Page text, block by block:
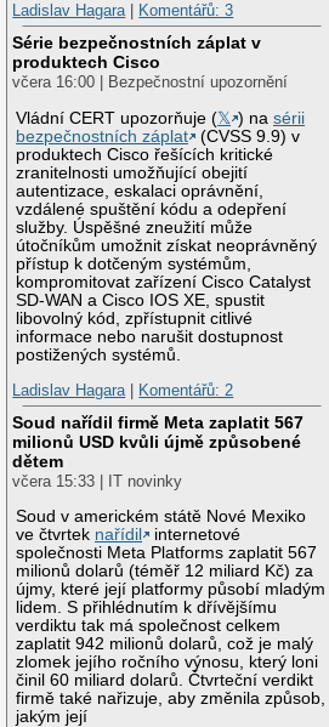
Ladislav Hagara| Komentářů: 3
Série bezpečnostních záplat v
produktech Cisco
včera 16:00 | Bezpečnostní upozornění
Vládní CERT upozorňuje (𝕏 ) nasérii
bezpečnostních záplat
(CVSS 9.9) v
produktech Cisco řešících kritické
zranitelnosti umožňující obejití
autentizace, eskalaci oprávnění,
vzdálené spuštění kódu a odepření
služby. Úspěšné zneužití může
útočníkům umožnit získat neoprávněný
přístup k dotčeným systémům,
kompromitovat zařízení Cisco Catalyst
SD-WAN a Cisco IOS XE, spustit
libovolný kód, zpřístupnit citlivé
informace nebo narušit dostupnost
postižených systémů.
Ladislav Hagara| Komentářů: 2
Soud nařídil firmě Meta zaplatit 567
milionů USD kvůli újmě způsobené
dětem
včera 15:33 | IT novinky
Soud v americkém státě Nové Mexiko
ve čtvrtek nařídil
internetové
společnosti Meta Platforms zaplatit 567
milionů dolarů (téměř 12 miliard Kč) za
újmy, které její platformy působí mladým
lidem. S přihlédnutím k dřívějšímu
verdiktu tak má společnost celkem
zaplatit 942 milionů dolarů, což je malý
zlomek jejího ročního výnosu, který loni
činil 60 miliard dolarů. Čtvrteční verdikt
firmě také nařizuje, aby změnila způsob,
jakým její